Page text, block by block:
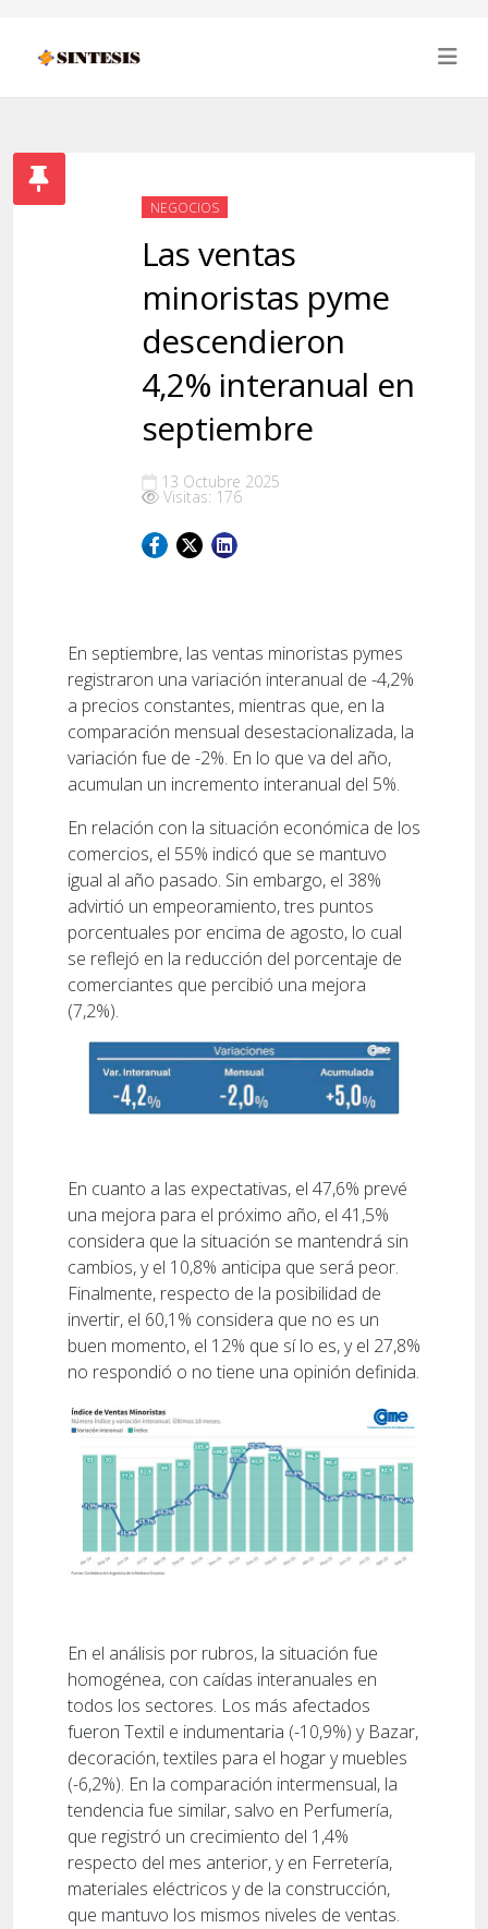
NEGOCIOS
Las ventas
minoristas pyme
descendieron
4,2% interanual en
septiembre
13 Octubre 2025
Visitas: 176
En septiembre, las ventas minoristas pymes
registraron una variación interanual de -4,2%
a precios constantes, mientras que, en la
comparación mensual desestacionalizada, la
variación fue de -2%. En lo que va del año,
acumulan un incremento interanual del 5%.
En relación con la situación económica de los
comercios, el 55% indicó que se mantuvo
igual al año pasado. Sin embargo, el 38%
advirtió un empeoramiento, tres puntos
porcentuales por encima de agosto, lo cual
se reflejó en la reducción del porcentaje de
comerciantes que percibió una mejora
(7,2%).
En cuanto a las expectativas, el 47,6% prevé
una mejora para el próximo año, el 41,5%
considera que la situación se mantendrá sin
cambios, y el 10,8% anticipa que será peor.
Finalmente, respecto de la posibilidad de
invertir, el 60,1% considera que no es un
buen momento, el 12% que sí lo es, y el 27,8%
no respondió o no tiene una opinión definida.
En el análisis por rubros, la situación fue
homogénea, con caídas interanuales en
todos los sectores. Los más afectados
fueron Textil e indumentaria (-10,9%) y Bazar,
decoración, textiles para el hogar y muebles
(-6,2%). En la comparación intermensual, la
tendencia fue similar, salvo en Perfumería,
que registró un crecimiento del 1,4%
respecto del mes anterior, y en Ferretería,
materiales eléctricos y de la construcción,
que mantuvo los mismos niveles de ventas.